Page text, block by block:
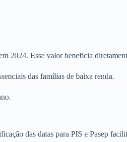
2024. Esse valor beneficia
das famílias de baixa renda.
das datas para PIS e Pasep